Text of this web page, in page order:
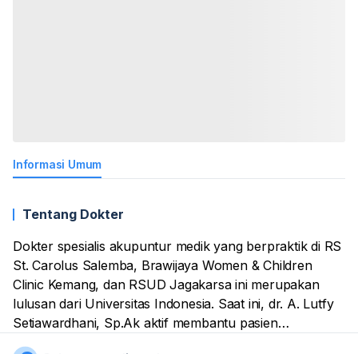
Informasi Umum
Tentang Dokter
Dokter spesialis akupuntur medik yang berpraktik di RS
St. Carolus Salemba, Brawijaya Women & Children
Clinic Kemang, dan RSUD Jagakarsa ini merupakan
lulusan dari Universitas Indonesia. Saat ini, dr. A. Lutfy
Setiawardhani, Sp.Ak aktif membantu pasien
menangani permasalahan kesehatan melalui prosedur